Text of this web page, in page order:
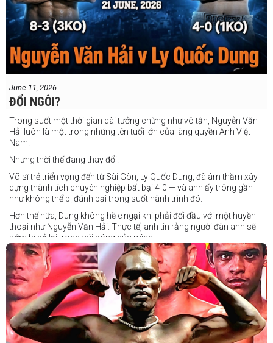
June 11, 2026
ĐỔI NGÔI?
Trong suốt một thời gian dài tưởng chừng như vô tận, Nguyễn Văn
Hải luôn là một trong những tên tuổi lớn của làng quyền Anh Việt
Nam.
Nhưng thời thế đang thay đổi.
Võ sĩ trẻ triển vọng đến từ Sài Gòn, Ly Quốc Dung, đã âm thầm xây
dựng thành tích chuyên nghiệp bất bại 4-0 — và anh ấy trông gần
như không thể bị đánh bại trong suốt hành trình đó.
Hơn thế nữa, Dung không hề e ngại khi phải đối đầu với một huyền
thoại như Nguyễn Văn Hải. Thực tế, anh tin rằng người đàn anh sẽ
sớm bị bỏ lại trong cái bóng của mình.
Dung nói rằng anh quá nhanh, quá khó nắm bắt, và đơn giản là quá
điển trai đối với “Hanoi Hitman”.
Và biết đâu anh ấy đúng.
Chúng ta sẽ có câu trả lời vào Chủ Nhật, ngày 21 tháng 6